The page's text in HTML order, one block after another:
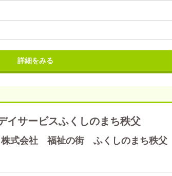
詳細をみる
サービスふくしのまち秩父
株式会社 福祉の街 ふくしのまち秩父